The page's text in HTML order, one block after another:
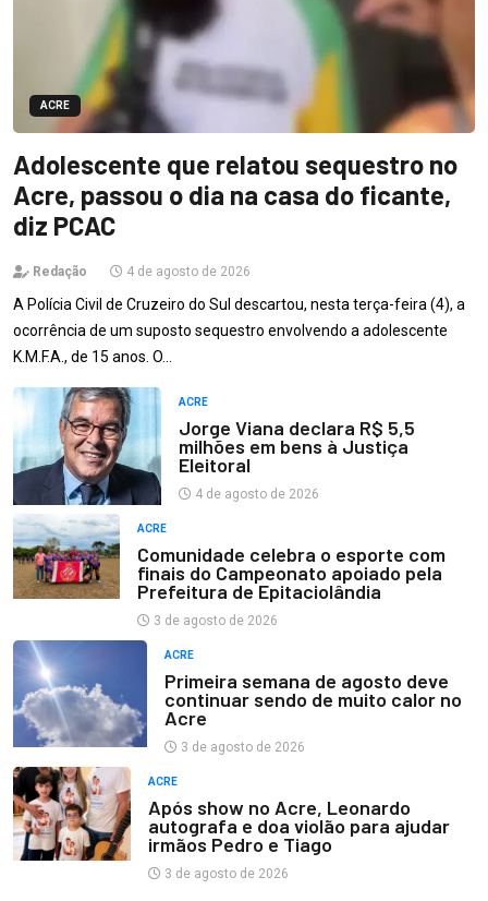
ACRE
Adolescente que relatou sequestro no
Acre, passou o dia na casa do ficante,
diz PCAC
Redação 4 de agosto de 2026
A Polícia Civil de Cruzeiro do Sul descartou, nesta terça-feira (4), a
ocorrência de um suposto sequestro envolvendo a adolescente
K.M.F.A., de 15 anos. O…
ACRE
Jorge Viana declara R$ 5,5
milhões em bens à Justiça
Eleitoral
4 de agosto de 2026
ACRE
Comunidade celebra o esporte com
finais do Campeonato apoiado pela
Prefeitura de Epitaciolândia
3 de agosto de 2026
ACRE
Primeira semana de agosto deve
continuar sendo de muito calor no
Acre
3 de agosto de 2026
ACRE
Após show no Acre, Leonardo
autografa e doa violão para ajudar
irmãos Pedro e Tiago
3 de agosto de 2026